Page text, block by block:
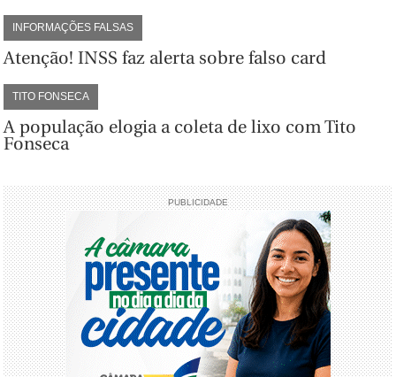
INFORMAÇÕES FALSAS
Atenção! INSS faz alerta sobre falso card
TITO FONSECA
A população elogia a coleta de lixo com Tito
Fonseca
PUBLICIDADE